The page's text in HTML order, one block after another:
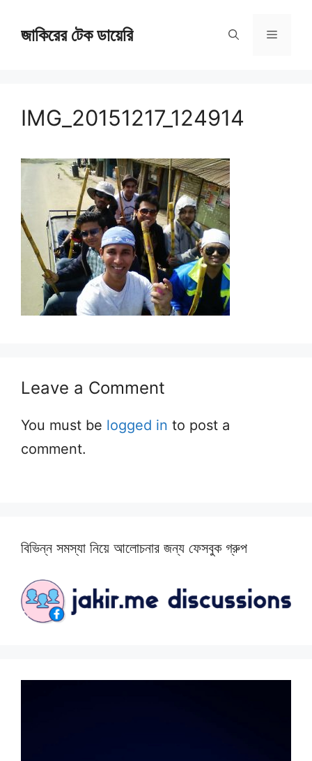
জাকিরের টেক ডায়েরি Menu
IMG_20151217_124914
Leave a Comment
You must be logged in to post a
comment.
বিভিন্ন সমস্যা নিয়ে আলোচনার জন্য ফেসবুক গ্রুপ